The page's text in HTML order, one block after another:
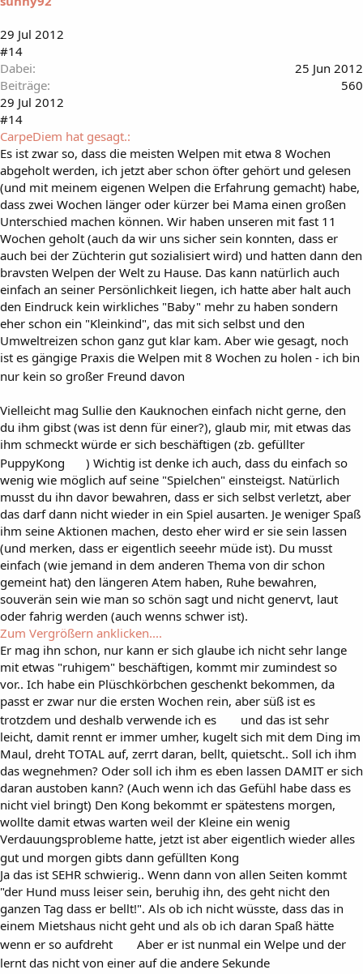
29 Jul 2012
#14
Dabei
25 Jun 2012
Beiträge
560
29 Jul 2012
#14
CarpeDiem hat gesagt.:
Es ist zwar so, dass die meisten Welpen mit etwa 8 Wochen
abgeholt werden, ich jetzt aber schon öfter gehört und gelesen
(und mit meinem eigenen Welpen die Erfahrung gemacht) habe,
dass zwei Wochen länger oder kürzer bei Mama einen großen
Unterschied machen können. Wir haben unseren mit fast 11
Wochen geholt (auch da wir uns sicher sein konnten, dass er
auch bei der Züchterin gut sozialisiert wird) und hatten dann den
bravsten Welpen der Welt zu Hause. Das kann natürlich auch
einfach an seiner Persönlichkeit liegen, ich hatte aber halt auch
den Eindruck kein wirkliches "Baby" mehr zu haben sondern
eher schon ein "Kleinkind", das mit sich selbst und den
Umweltreizen schon ganz gut klar kam. Aber wie gesagt, noch
ist es gängige Praxis die Welpen mit 8 Wochen zu holen - ich bin
nur kein so großer Freund davon
Vielleicht mag Sullie den Kauknochen einfach nicht gerne, den
du ihm gibst (was ist denn für einer?), glaub mir, mit etwas das
ihm schmeckt würde er sich beschäftigen (zb. gefüllter
PuppyKong
) Wichtig ist denke ich auch, dass du einfach so
wenig wie möglich auf seine "Spielchen" einsteigst. Natürlich
musst du ihn davor bewahren, dass er sich selbst verletzt, aber
das darf dann nicht wieder in ein Spiel ausarten. Je weniger Spaß
ihm seine Aktionen machen, desto eher wird er sie sein lassen
(und merken, dass er eigentlich seeehr müde ist). Du musst
einfach (wie jemand in dem anderen Thema von dir schon
gemeint hat) den längeren Atem haben, Ruhe bewahren,
souverän sein wie man so schön sagt und nicht genervt, laut
oder fahrig werden (auch wenns schwer ist).
Zum Vergrößern anklicken....
Er mag ihn schon, nur kann er sich glaube ich nicht sehr lange
mit etwas "ruhigem" beschäftigen, kommt mir zumindest so
vor.. Ich habe ein Plüschkörbchen geschenkt bekommen, da
passt er zwar nur die ersten Wochen rein, aber süß ist es
trotzdem und deshalb verwende ich es
und das ist sehr
leicht, damit rennt er immer umher, kugelt sich mit dem Ding im
Maul, dreht TOTAL auf, zerrt daran, bellt, quietscht.. Soll ich ihm
das wegnehmen? Oder soll ich ihm es eben lassen DAMIT er sich
daran austoben kann? (Auch wenn ich das Gefühl habe dass es
nicht viel bringt) Den Kong bekommt er spätestens morgen,
wollte damit etwas warten weil der Kleine ein wenig
Verdauungsprobleme hatte, jetzt ist aber eigentlich wieder alles
gut und morgen gibts dann gefüllten Kong
Ja das ist SEHR schwierig.. Wenn dann von allen Seiten kommt
"der Hund muss leiser sein, beruhig ihn, des geht nicht den
ganzen Tag dass er bellt!". Als ob ich nicht wüsste, dass das in
einem Mietshaus nicht geht und als ob ich daran Spaß hätte
wenn er so aufdreht
Aber er ist nunmal ein Welpe und der
lernt das nicht von einer auf die andere Sekunde